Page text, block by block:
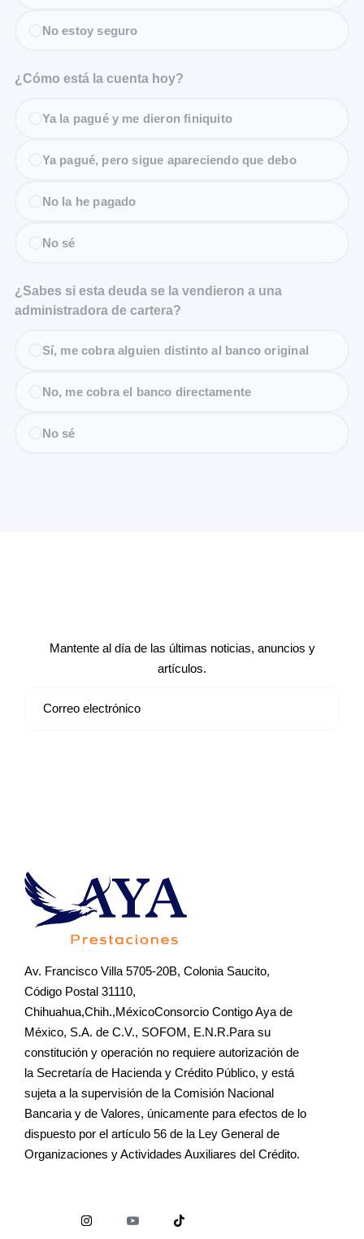
No estoy seguro
¿Cómo está la cuenta hoy?
Ya la pagué y me dieron finiquito
Ya pagué, pero sigue apareciendo que debo
No la he pagado
No sé
¿Sabes si esta deuda se la vendieron a una
administradora de cartera?
Sí, me cobra alguien distinto al banco original
No, me cobra el banco directamente
No sé
Mantente al día de las últimas noticias, anuncios y
artículos.
Av. Francisco Villa 5705-20B, Colonia Saucito,
Código Postal 31110,
Chihuahua,Chih.,MéxicoConsorcio Contigo Aya de
México, S.A. de C.V., SOFOM, E.N.R.Para su
constitución y operación no requiere autorización de
la Secretaría de Hacienda y Crédito Público, y está
sujeta a la supervisión de la Comisión Nacional
Bancaria y de Valores, únicamente para efectos de lo
dispuesto por el artículo 56 de la Ley General de
Organizaciones y Actividades Auxiliares del Crédito.